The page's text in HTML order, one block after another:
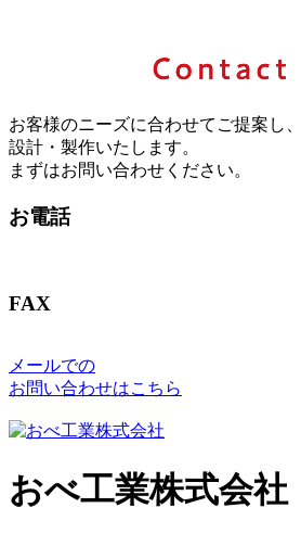
お客様のニーズに合わせてご提案し、
設計・製作いたします。
まずはお問い合わせください。
お電話
FAX
メールでの
お問い合わせはこちら
おべ工業株式会社